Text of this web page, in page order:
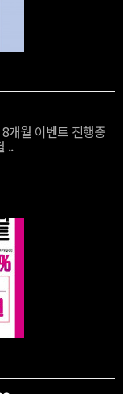
개월 이벤트 진행중
..